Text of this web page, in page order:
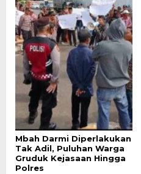
Mbah Darmi Diperlakukan
Tak Adil, Puluhan Warga
Gruduk Kejasaan Hingga
Polres